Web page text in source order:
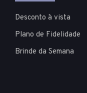
Desconto à vista
Plano de Fidelidade
Brinde da Semana